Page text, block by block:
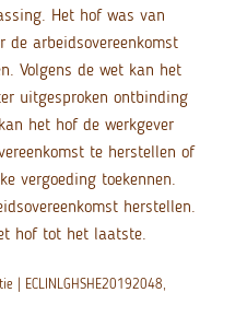
Het hof was van
de arbeidsovereenkomst
Volgens de wet kan het
uitgesproken ontbinding
het hof de werkgever
te herstellen of
vergoeding toekennen.
herstellen.
hof tot het laatste.
| ECLINLGHSHE20192048,